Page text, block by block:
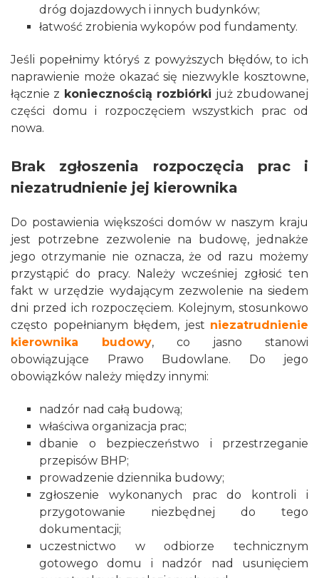
dróg dojazdowych i innych budynków;
łatwość zrobienia wykopów pod fundamenty.
Jeśli popełnimy któryś z powyższych błędów, to ich
naprawienie może okazać się niezwykle kosztowne,
łącznie z koniecznością rozbiórki już zbudowanej
części domu i rozpoczęciem wszystkich prac od
nowa.
Brak zgłoszenia rozpoczęcia prac i
niezatrudnienie jej kierownika
Do postawienia większości domów w naszym kraju
jest potrzebne zezwolenie na budowę, jednakże
jego otrzymanie nie oznacza, że od razu możemy
przystąpić do pracy. Należy wcześniej zgłosić ten
fakt w urzędzie wydającym zezwolenie na siedem
dni przed ich rozpoczęciem. Kolejnym, stosunkowo
często popełnianym błędem, jest niezatrudnienie
kierownika budowy, co jasno stanowi
obowiązujące Prawo Budowlane. Do jego
obowiązków należy między innymi:
nadzór nad całą budową;
właściwa organizacja prac;
dbanie o bezpieczeństwo i przestrzeganie
przepisów BHP;
prowadzenie dziennika budowy;
zgłoszenie wykonanych prac do kontroli i
przygotowanie niezbędnej do tego
dokumentacji;
uczestnictwo w odbiorze technicznym
gotowego domu i nadzór nad usunięciem